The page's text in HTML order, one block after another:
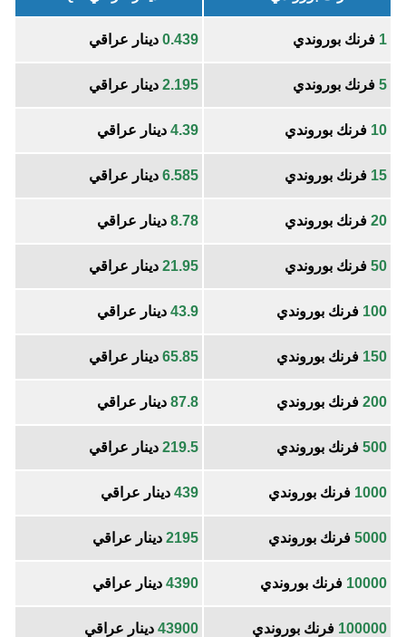
1 فرنك بوروندي 0.439 دينار عراقي
5 فرنك بوروندي 2.195 دينار عراقي
10 فرنك بوروندي 4.39 دينار عراقي
15 فرنك بوروندي 6.585 دينار عراقي
20 فرنك بوروندي 8.78 دينار عراقي
50 فرنك بوروندي 21.95 دينار عراقي
100 فرنك بوروندي 43.9 دينار عراقي
150 فرنك بوروندي 65.85 دينار عراقي
200 فرنك بوروندي 87.8 دينار عراقي
500 فرنك بوروندي 219.5 دينار عراقي
1000 فرنك بوروندي 439 دينار عراقي
5000 فرنك بوروندي 2195 دينار عراقي
10000 فرنك بوروندي 4390 دينار عراقي
100000 فرنك بوروندي 43900 دينار عراقي